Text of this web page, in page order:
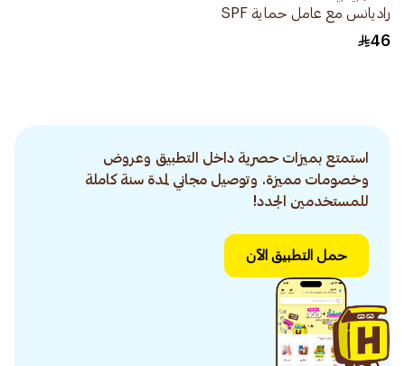
راديانس مع عامل حماية SPF
30 PA++، بيج، 25جرام
46
استمتع بميزات حصرية داخل التطبيق وعروض
وخصومات مميزة. وتوصيل مجاني لمدة سنة كاملة
للمستخدمين الجدد!
حمل التطبيق الآن